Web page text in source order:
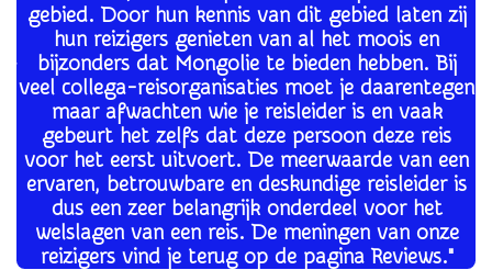
gebied. Door hun kennis van dit gebied laten zij
hun reizigers genieten van al het moois en
bijzonders dat Mongolie te bieden hebben. Bij
veel collega-reisorganisaties moet je daarentegen
maar afwachten wie je reisleider is en vaak
gebeurt het zelfs dat deze persoon deze reis
voor het eerst uitvoert. De meerwaarde van een
ervaren, betrouwbare en deskundige reisleider is
dus een zeer belangrijk onderdeel voor het
welslagen van een reis. De meningen van onze
reizigers vind je terug op de pagina Reviews."